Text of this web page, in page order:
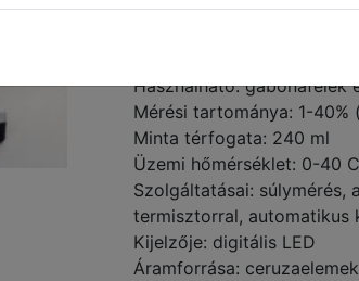
PM-450 szemnedvesség
Használható: gabonafélék
Mérési tartománya: 1-
Minta térfogata: 240 ml
Üzemi hőmérséklet: 0-40
Szolgáltatásai:
termisztorral, automatikus
Kijelzője: digitális LED
Áramforrása: